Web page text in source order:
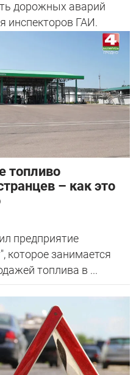
дорожных аварий
инспекторов ГАИ.
топливо
– как это
предприятие
которое занимается
топлива в ...